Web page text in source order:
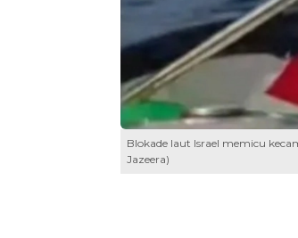
Blokade laut Israel memicu
Jazeera)